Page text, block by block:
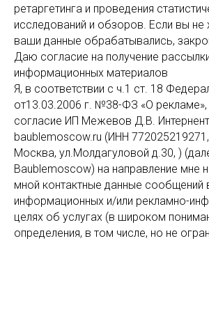
ретаргетинга и проведения
исследований и обзоров. Если вы не
ваши данные обрабатывались,
Даю согласие на получение
информационных материалов
Я, в соответствии с ч.1 ст. 18
от13.03.2006 г. №38-ФЗ «О
согласие ИП Межевов Д.В.
baublemoscow.ru (ИНН
Москва, ул.Молдагуловой д.30, )
Baublemoscow) на направление мне
мной контактные данные сообщений
информационных и/или рекламно-
целях об услугах (в широком
определения, в том числе, но не